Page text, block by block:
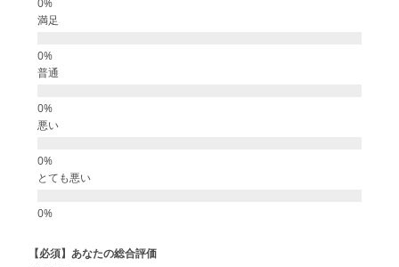
満足
普通
悪い
とても悪い
【必須】あなたの総合評価